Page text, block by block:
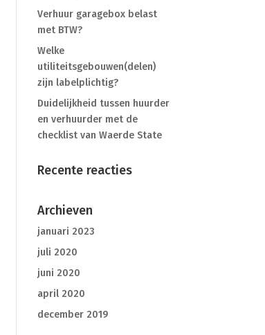
Verhuur garagebox belast
met BTW?
Welke
utiliteitsgebouwen(delen)
zijn labelplichtig?
Duidelijkheid tussen huurder
en verhuurder met de
checklist van Waerde State
Recente reacties
Archieven
januari 2023
juli 2020
juni 2020
april 2020
december 2019